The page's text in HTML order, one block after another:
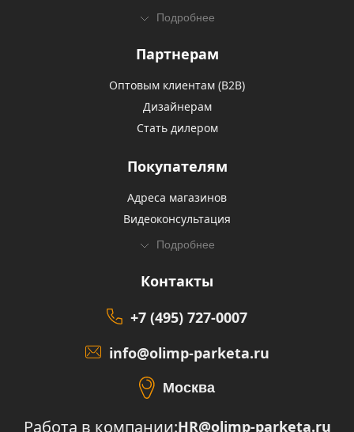
Подробнее
Партнерам
Оптовым клиентам (В2В)
Дизайнерам
Стать дилером
Покупателям
Адреса магазинов
Видеоконсультация
Подробнее
Контакты
+7 (495) 727-0007
info@olimp-parketa.ru
Москва
Работа в компании:HR@olimp-parketa.ru